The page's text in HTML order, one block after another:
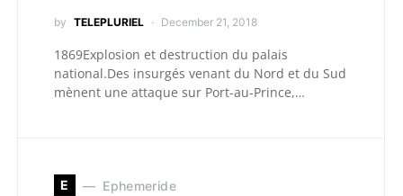
by TELEPLURIEL December 21, 2018
1869Explosion et destruction du palais
national.Des insurgés venant du Nord et du Sud
mènent une attaque sur Port-au-Prince,…
E Ephemeride